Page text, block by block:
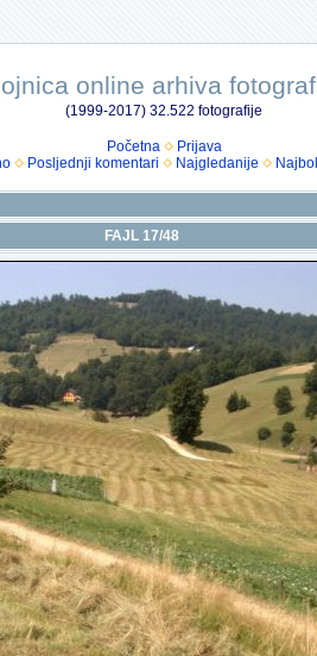
online arhiva
(1999-2017) 32.522 fotografije
Početna
Prijava
Posljednji komentari Najgledanije
FAJL 17/48